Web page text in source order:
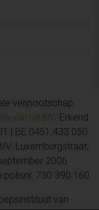
vennootschap
van het BIV. Erkend
| BE 0451.433.050
Luxemburgstraat,
2006
polisnr. 730.390.160
van